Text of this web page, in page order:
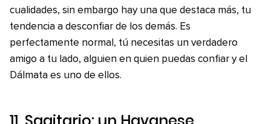
cualidades, sin embargo hay una que destaca más, tu
tendencia a desconfiar de los demás. Es
perfectamente normal, tú necesitas un verdadero
amigo a tu lado, alguien en quien puedas confiar y el
Dálmata es uno de ellos.